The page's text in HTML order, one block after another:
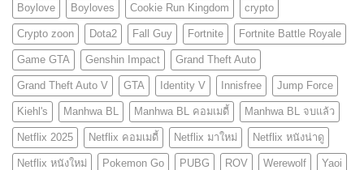
Boylove Boyloves Cookie Run Kingdom crypto
Crypto zoon Dota2 Fall Guy Fortnite Fortnite Battle Royale
Game GTA Genshin Impact Grand Theft Auto
Grand Theft Auto V GTA Identity V Innisfree Jump Force
Kiehl's Manhwa BL Manhwa BL คอมเมดี้ Manhwa BL จบแล้ว
Netflix 2025 Netflix คอมเมดี้ Netflix มาใหม่ Netflix หนังน่าดู
Netflix หนังใหม่ Pokemon Go PUBG ROV Werewolf Yaoi